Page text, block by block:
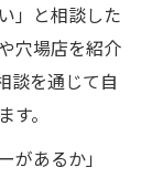
」と相談した
穴場店を紹介
談を通じて自
。
があるか」